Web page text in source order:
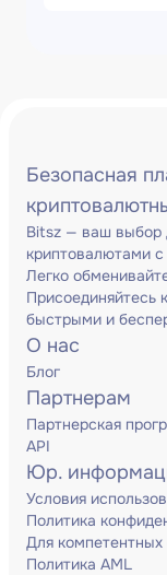
Безопасная
Bitsz — ваш выбор
криптовалютами
Легко
Присоединяйтесь
быстрыми и
О нас
Блог
Партнерам
Партнерская
API
Юр.
Условия
Политика
Для компетентных
Политика AML